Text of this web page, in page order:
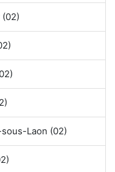
Laon (02)